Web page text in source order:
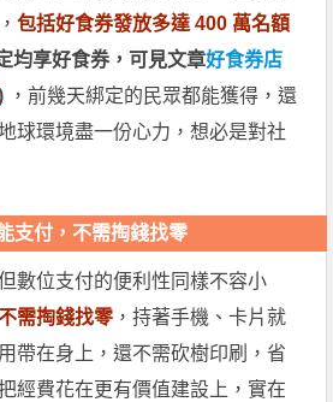
包括好食券發放多達 400 萬名額
均享好食券，可見文章好食券店
，前幾天綁定的民眾都能獲得，還
球環境盡一份心力，想必是對社
支付，不需掏錢找零
數位支付的便利性同樣不容小
需掏錢找零，持著手機、卡片就
帶在身上，還不需砍樹印刷，省
經費花在更有價值建設上，實在